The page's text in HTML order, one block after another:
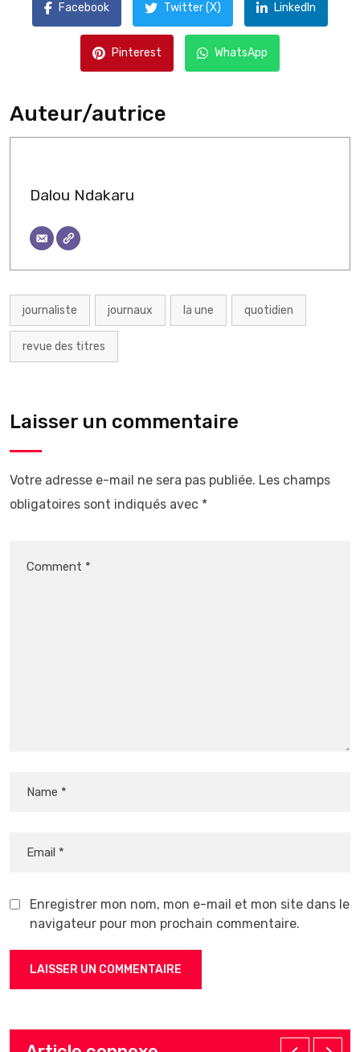
Facebook Twitter (X) LinkedIn
Pinterest WhatsApp
Auteur/autrice
Dalou Ndakaru
journaliste journaux la une quotidien
revue des titres
Laisser un commentaire
Votre adresse e-mail ne sera pas publiée. Les champs
obligatoires sont indiqués avec *
Enregistrer mon nom, mon e-mail et mon site dans le
navigateur pour mon prochain commentaire.